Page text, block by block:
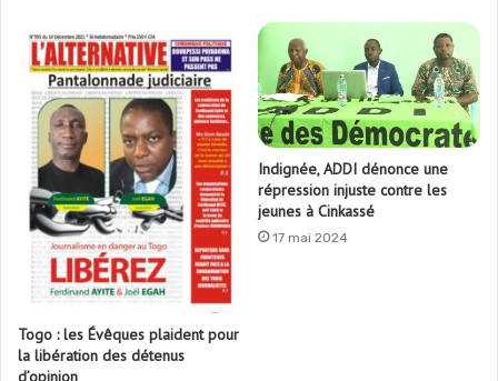
Togo : les Évêques plaident pour
la libération des détenus
d’opinion
Indignée, ADDI dénonce une
répression injuste contre les
jeunes à Cinkassé
17 mai 2024